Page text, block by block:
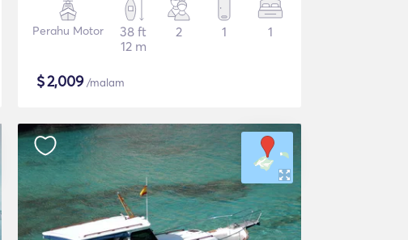
Perahu Motor
38 ft
12 m
2 1 1
$2,009/malam